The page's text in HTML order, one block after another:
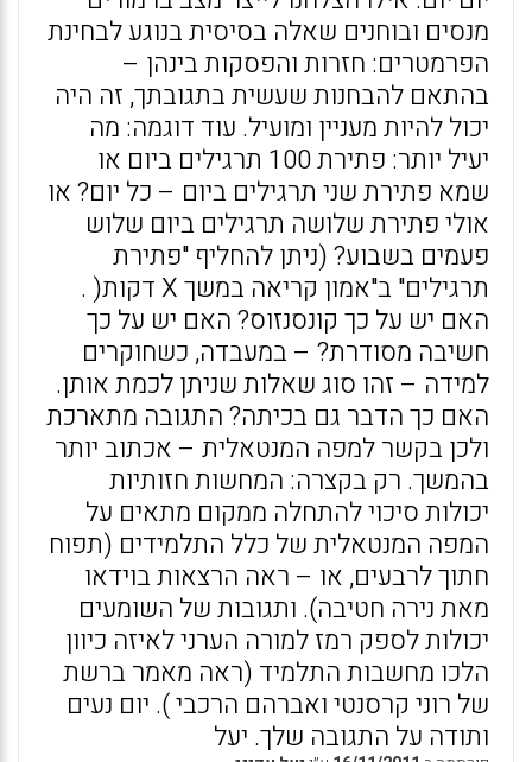
מנסים ובוחנים שאלה בסיסית בנוגע לבחינת
הפרמטרים: חזרות והפסקות בינהן –
בהתאם להבחנות שעשית בתגובתך, זה היה
יכול להיות מעניין ומועיל. עוד דוגמה: מה
יעיל יותר: פתירת 100 תרגילים ביום או
שמא פתירת שני תרגילים ביום – כל יום? או
אולי פתירת שלושה תרגילים ביום שלוש
פעמים בשבוע? (ניתן להחליף "פתירת
תרגילים" ב"אמון קריאה במשך X דקות( .
האם יש על כך קונסנזוס? האם יש על כך
חשיבה מסודרת? – במעבדה, כשחוקרים
למידה – זהו סוג שאלות שניתן לכמת אותן.
האם כך הדבר גם בכיתה? התגובה מתארכת
ולכן בקשר למפה המנטאלית – אכתוב יותר
בהמשך. רק בקצרה: המחשות חזותיות
יכולות סיכוי להתחלה ממקום מתאים על
המפה המנטאלית של כלל התלמידים (תפוח
חתוך לרבעים, או – ראה הרצאות בוידאו
מאת נירה חטיבה). ותגובות של השומעים
יכולות לספק רמז למורה הערני לאיזה כיוון
הלכו מחשבות התלמיד (ראה מאמר ברשת
של רוני קרסנטי ואברהם הרכבי ). יום נעים
ותודה על התגובה שלך. יעל